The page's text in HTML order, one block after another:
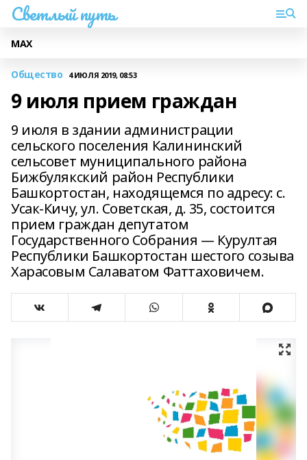
Светлый путь
МАХ
Общество 4 ИЮЛЯ 2019, 08:53
9 июля прием граждан
9 июля в здании администрации
сельского поселения Калининский
сельсовет муниципального района
Бижбулякский район Республики
Башкортостан, находящемся по адресу: с.
Усак-Кичу, ул. Советская, д. 35, состоится
прием граждан депутатом
Государственного Собрания — Курултая
Республики Башкортостан шестого созыва
Харасовым Салаватом Фаттаховичем.